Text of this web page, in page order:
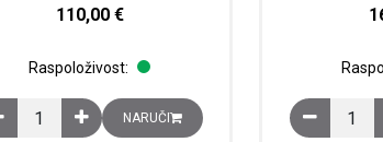
110,00 €
Raspoloživost:
Adapter 3P za montažu prekidača NSX100/NS160/
NARUČI